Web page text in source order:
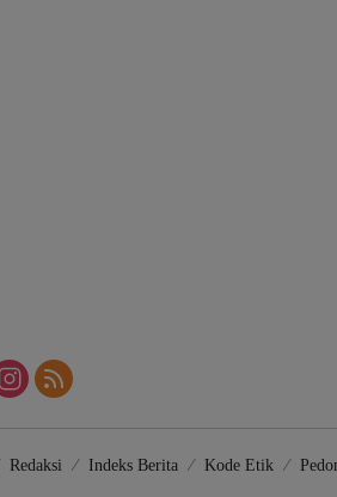
Redaksi Indeks Berita Kode Etik